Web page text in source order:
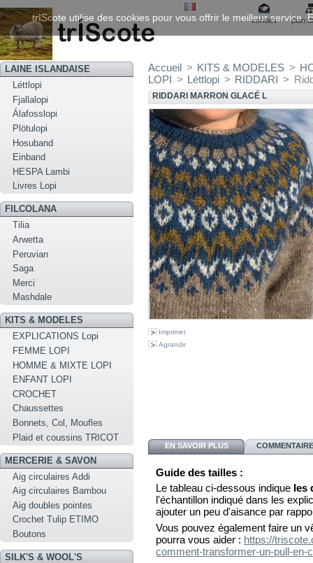
contact plan
LAINE ISLANDAISE
Léttlopi
Fjallalopi
Álafosslopi
Plötulopi
Hosuband
Einband
HESPA Lambi
Livres Lopi
FILCOLANA
Tilia
Arwetta
Peruvian
Saga
Merci
Mashdale
KITS & MODELES
EXPLICATIONS Lopi
FEMME LOPI
HOMME & MIXTE LOPI
ENFANT LOPI
CROCHET
Chaussettes
Bonnets, Col, Moufles
Plaid et coussins TRICOT
MERCERIE & SAVON
Aig circulaires Addi
Aig circulaires Bambou
Aig doubles pointes
Crochet Tulip ETIMO
Boutons
SILK'S & WOOL'S
Accueil > KITS & MODELES >
LOPI > Léttlopi > RIDDARI >
RIDDARI MARRON GLACÉ L
Imprimer
Agrandir
EN SAVOIR PLUS
Guide des tailles :
Le tableau ci-dessous indique les
l'échantillon indiqué dans les
ajouter un peu d'aisance par
Vous pouvez également faire un
pourra vous aider : https://
comment-transformer-un-pull-en-
trIScote utilise des cookies pour vous offrir le meilleur